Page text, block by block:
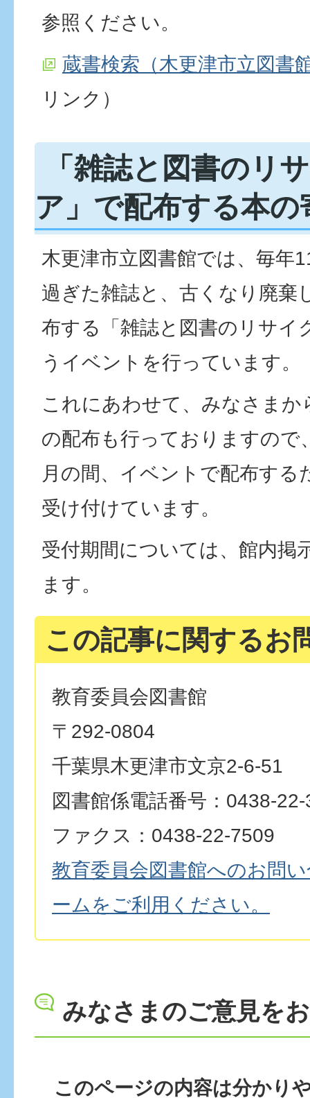
参照ください。
蔵書検索（木更津市立図書
リンク）
「雑誌と図書のリ
ア」で配布する本の
木更津市立図書館では、毎年
過ぎた雑誌と、古くなり廃棄
布する「雑誌と図書のリサイ
うイベントを行っています。
これにあわせて、みなさまか
の配布も行っておりますので
月の間、イベントで配布する
受け付けています。
受付期間については、館内掲
ます。
この記事に関するお
教育委員会図書館
〒292-0804
千葉県木更津市文京2-6-51
図書館係電話番号：0438-
ファクス：0438-22-7509
教育委員会図書館へのお問
ームをご利用ください。
みなさまのご意見を
このページの内容は分かり